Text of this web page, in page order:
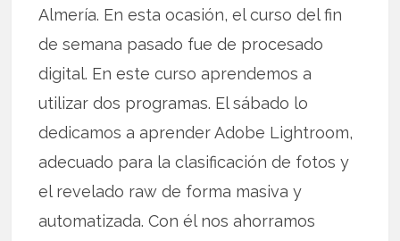
Almería. En esta ocasión, el curso del fin
de semana pasado fue de procesado
digital. En este curso aprendemos a
utilizar dos programas. El sábado lo
dedicamos a aprender Adobe Lightroom,
adecuado para la clasificación de fotos y
el revelado raw de forma masiva y
automatizada. Con él nos ahorramos